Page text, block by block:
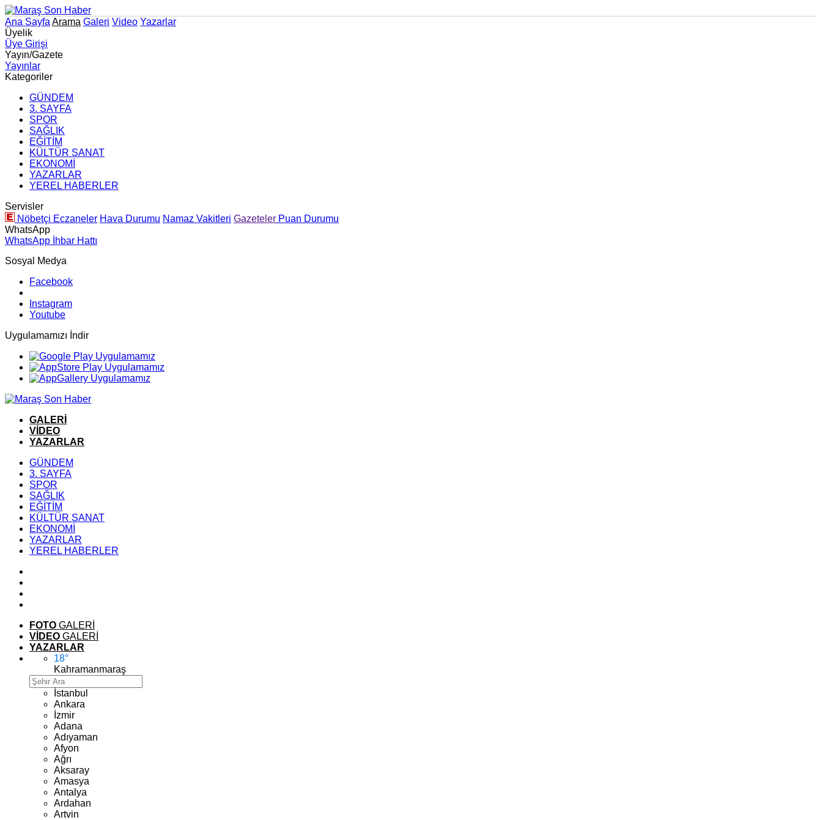
Ana Sayfa Arama Galeri Video Yazarlar
Üyelik
Üye Girişi
Yayın/Gazete
Yayınlar
Kategoriler
GÜNDEM
3. SAYFA
SPOR
SAĞLIK
EĞİTİM
KÜLTÜR SANAT
EKONOMİ
YAZARLAR
YEREL HABERLER
Servisler
Nöbetçi Eczaneler Hava Durumu Namaz Vakitleri Gazeteler Puan Durumu
WhatsApp
WhatsApp İhbar Hattı
Sosyal Medya
Facebook
Instagram
Youtube
Uygulamamızı İndir
GALERİ
VİDEO
YAZARLAR
GÜNDEM
3. SAYFA
SPOR
SAĞLIK
EĞİTİM
KÜLTÜR SANAT
EKONOMİ
YAZARLAR
YEREL HABERLER
FOTO GALERİ
VİDEO GALERİ
YAZARLAR
18°
Kahramanmaraş
İstanbul
Ankara
İzmir
Adana
Adıyaman
Afyon
Ağrı
Aksaray
Amasya
Antalya
Ardahan
Artvin